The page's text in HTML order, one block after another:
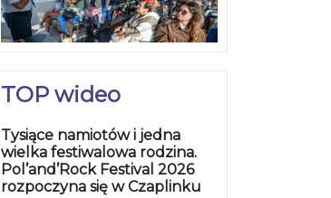
TOP wideo
Tysiące namiotów i jedna
wielka festiwalowa rodzina.
Pol’and’Rock Festival 2026
rozpoczyna się w Czaplinku